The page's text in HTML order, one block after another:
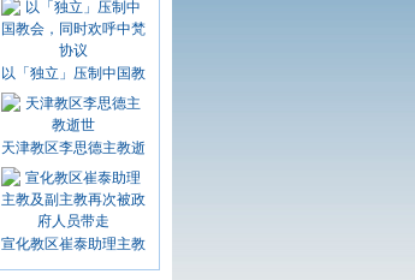
以「独立」压制中国教
天津教区李思德主教逝
宣化教区崔泰助理主教